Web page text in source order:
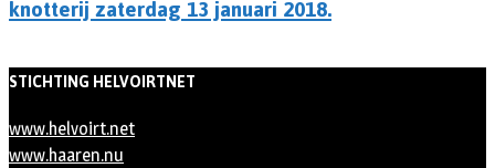
knotterij zaterdag 13 januari 2018.
STICHTING HELVOIRTNET
www.helvoirt.net
www.haaren.nu